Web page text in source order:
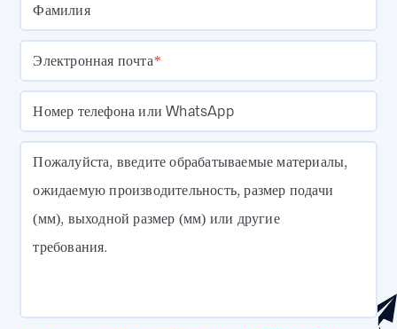
Фамилия
Электронная почта*
Номер телефона или WhatsApp
Пожалуйста, введите обрабатываемые материалы,
ожидаемую производительность, размер подачи
(мм), выходной размер (мм) или другие
требования.